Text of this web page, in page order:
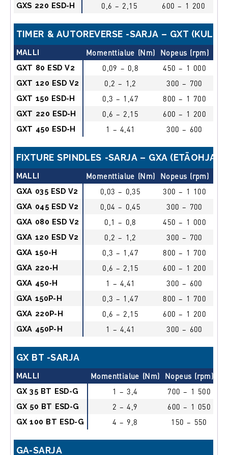
GXS 220 ESD-H 0,6 – 2,15 600 – 1 200
TIMER & AUTOREVERSE -SARJA – GXT
MALLI Momenttialue (Nm) Nopeus (rpm)
GXT 80 ESD V2 0,09 – 0,8 450 – 1 000
GXT 120 ESD V2 0,2 – 1,2 300 – 700
GXT 150 ESD-H 0,3 – 1,47 800 – 1 700
GXT 220 ESD-H 0,6 – 2,15 600 – 1 200
GXT 450 ESD-H 1 – 4,41 300 – 600
FIXTURE SPINDLES -SARJA – GXA
MALLI Momenttialue (Nm) Nopeus (rpm)
GXA 035 ESD V2 0,03 – 0,35 300 – 1 100
GXA 045 ESD V2 0,04 – 0,45 300 – 700
GXA 080 ESD V2 0,1 – 0,8 450 – 1 000
GXA 120 ESD V2 0,2 – 1,2 300 – 700
GXA 150-H 0,3 – 1,47 800 – 1 700
GXA 220-H 0,6 – 2,15 600 – 1 200
GXA 450-H 1 – 4,41 300 – 600
GXA 150P-H 0,3 – 1,47 800 – 1 700
GXA 220P-H 0,6 – 2,15 600 – 1 200
GXA 450P-H 1 – 4,41 300 – 600
GX BT -SARJA
MALLI Momenttialue (Nm) Nopeus (rpm)
GX 35 BT ESD-G 1 – 3,4 700 – 1 500
GX 50 BT ESD-G 2 – 4,9 600 – 1 050
GX 100 BT ESD-G 4 – 9,8 150 – 550
GA-SARJA